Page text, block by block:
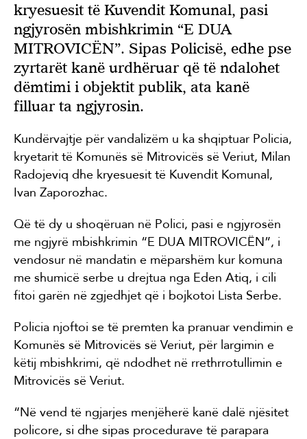
kryesuesit të Kuvendit Komunal, pasi
ngjyrosën mbishkrimin “E DUA
MITROVICËN”. Sipas Policisë, edhe pse
zyrtarët kanë urdhëruar që të ndalohet
dëmtimi i objektit publik, ata kanë
filluar ta ngjyrosin.
Kundërvajtje për vandalizëm u ka shqiptuar Policia,
kryetarit të Komunës së Mitrovicës së Veriut, Milan
Radojeviq dhe kryesuesit të Kuvendit Komunal,
Ivan Zaporozhac.
Që të dy u shoqëruan në Polici, pasi e ngjyrosën
me ngjyrë mbishkrimin “E DUA MITROVICËN”, i
vendosur në mandatin e mëparshëm kur komuna
me shumicë serbe u drejtua nga Eden Atiq, i cili
fitoi garën në zgjedhjet që i bojkotoi Lista Serbe.
Policia njoftoi se të premten ka pranuar vendimin e
Komunës së Mitrovicës së Veriut, për largimin e
këtij mbishkrimi, që ndodhet në rrethrrotullimin e
Mitrovicës së Veriut.
“Në vend të ngjarjes menjëherë kanë dalë njësitet
policore, si dhe sipas procedurave të parapara